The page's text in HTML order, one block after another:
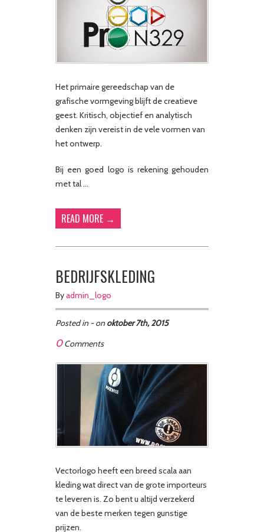
Het primaire gereedschap van de
grafische vormgeving blijft de creatieve
geest. Kritisch, objectief en analytisch
denken zijn vereist in de vele vormen van
het ontwerp.
Bij een goed logo is rekening gehouden
met tal …
READ MORE →
BEDRIJFSKLEDING
Byadmin_logo
Posted in - on oktober 7th, 2015
0Comments
Vectorlogo heeft een breed scala aan
kleding wat direct van de grote importeurs
te leveren is. Zo bent u altijd verzekerd
van de beste merken tegen gunstige
prijzen.